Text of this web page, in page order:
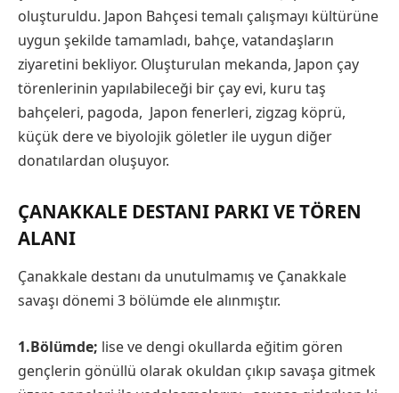
oluşturuldu. Japon Bahçesi temalı çalışmayı kültürüne
uygun şekilde tamamladı, bahçe, vatandaşların
ziyaretini bekliyor. Oluşturulan mekanda, Japon çay
törenlerinin yapılabileceği bir çay evi, kuru taş
bahçeleri, pagoda, Japon fenerleri, zigzag köprü,
küçük dere ve biyolojik göletler ile uygun diğer
donatılardan oluşuyor.
ÇANAKKALE DESTANI PARKI VE TÖREN
ALANI
Çanakkale destanı da unutulmamış ve Çanakkale
savaşı dönemi 3 bölümde ele alınmıştır.
1.Bölümde; lise ve dengi okullarda eğitim gören
gençlerin gönüllü olarak okuldan çıkıp savaşa gitmek